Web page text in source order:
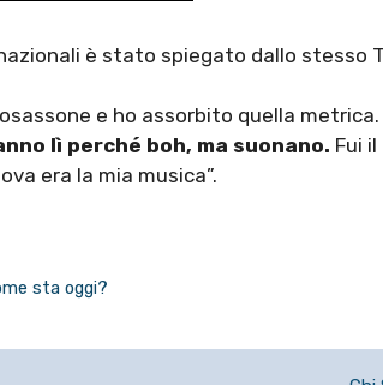
è stato spiegato dallo stesso
e ho assorbito quella metrica.
lì perché boh, ma suonano. Fui
era la mia musica”.
sta oggi?